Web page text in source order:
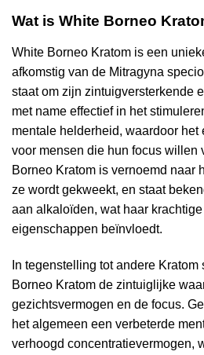
Wat is White Borneo
White Borneo Kratom is een
afkomstig van de Mitragyna
staat om zijn zintuigversterkende
met name effectief in het
mentale helderheid, waardoor het
voor mensen die hun focus willen
Borneo Kratom is vernoemd naar
ze wordt gekweekt, en staat
aan alkaloïden, wat haar
eigenschappen beïnvloedt.
In tegenstelling tot andere
Borneo Kratom de zintuiglijke
gezichtsvermogen en de focus.
het algemeen een verbeterde
verhoogd concentratievermogen,